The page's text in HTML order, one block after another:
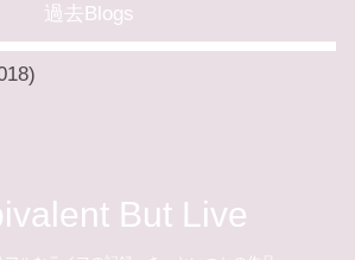
過去Blogs
But Live